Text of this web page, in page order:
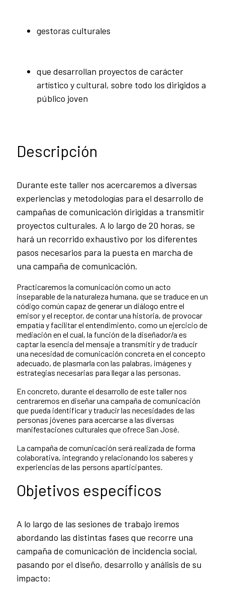
gestoras culturales
que desarrollan proyectos de carácter
artístico y cultural, sobre todo los dirigidos a
público joven
Descripción
Durante este taller nos acercaremos a diversas
experiencias y metodologías para el desarrollo de
campañas de comunicación dirigidas a transmitir
proyectos culturales. A lo largo de 20 horas, se
hará un recorrido exhaustivo por los diferentes
pasos necesarios para la puesta en marcha de
una campaña de comunicación.
Practicaremos la comunicación como un acto
inseparable de la naturaleza humana, que se traduce en un
código común capaz de generar un diálogo entre el
emisor y el receptor, de contar una historia, de provocar
empatía y facilitar el entendimiento, como un ejercicio de
mediación en el cual, la función de la diseñador/a es
captar la esencia del mensaje a transmitir y de traducir
una necesidad de comunicación concreta en el concepto
adecuado, de plasmarla con las palabras, imágenes y
estrategias necesarias para llegar a las personas.
En concreto, durante el desarrollo de este taller nos
centraremos en diseñar una campaña de comunicación
que pueda identificar y traducir las necesidades de las
personas jóvenes para acercarse a las diversas
manifestaciones culturales que ofrece San José.
La campaña de comunicación será realizada de forma
colaborativa, integrando y relacionando los saberes y
experiencias de las persons aparticipantes.
Objetivos específicos
A lo largo de las sesiones de trabajo iremos
abordando las distintas fases que recorre una
campaña de comunicación de incidencia social,
pasando por el diseño, desarrollo y análisis de su
impacto: